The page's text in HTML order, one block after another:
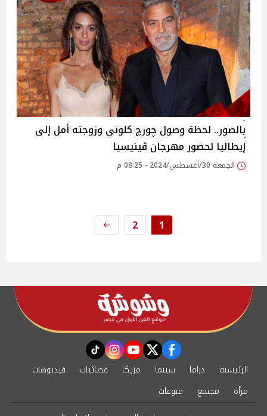
بالصور.. لحظة وصول چورچ كلوني وزوجته أمل إلى
إيطاليا لحضور مهرجان ڤينيسيا
الجمعة 30/أغسطس/2024 - 08:25 م
1
2
facebook
twitter
youtube
instagram
tiktok
الرئيسية دراما سينما مزيكا فضائيات
فيديوهات
مرأة
مجتمع
منوعات